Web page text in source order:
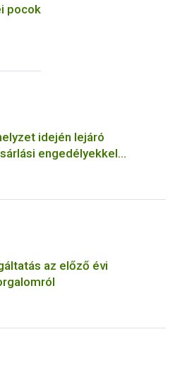
pocok
idején lejáró
engedélyekkel
az előző évi